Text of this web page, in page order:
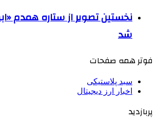
نخستین تصویر از ستاره همدم
شد
فوتر همه صفحات
سبد پلاستیکی
اخبار ارز دیجیتال
پربازدید